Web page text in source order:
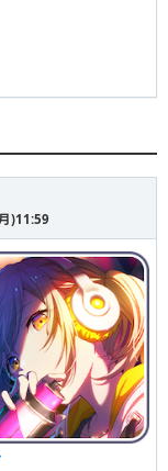
)11:59